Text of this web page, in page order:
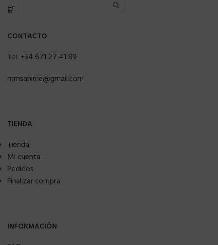
CONTACTO
Tel: +34 671 27 41 89
mmsanime@gmail.com
TIENDA
Tienda
Mi cuenta
Pedidos
Finalizar compra
INFORMACIÓN